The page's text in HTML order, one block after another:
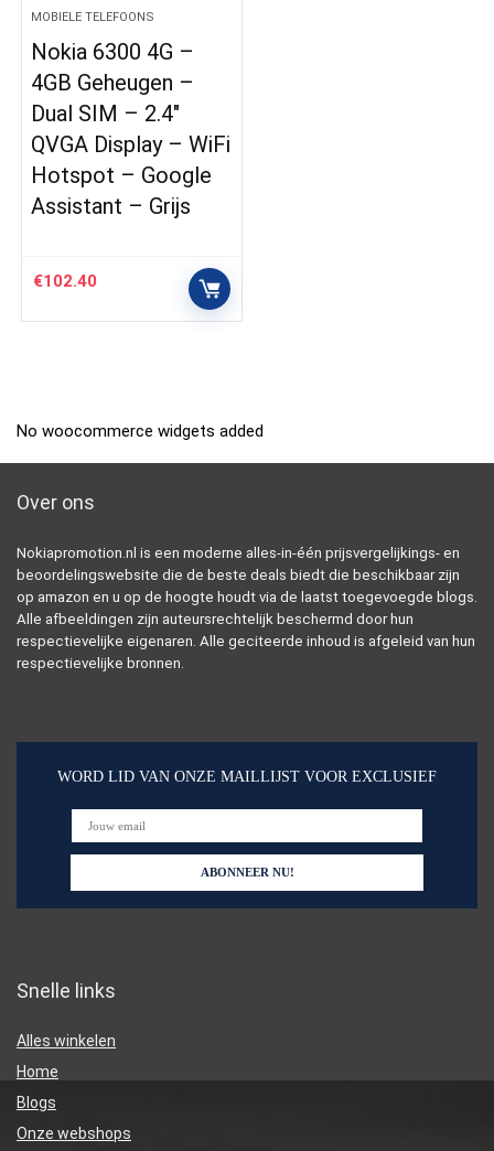
MOBIELE TELEFOONS
Nokia 6300 4G –
4GB Geheugen –
Dual SIM – 2.4″
QVGA Display – WiFi
Hotspot – Google
Assistant – Grijs
€102.40
No woocommerce widgets added
Over ons
Nokiapromotion.nl is een moderne alles-in-één prijsvergelijkings- en
beoordelingswebsite die de beste deals biedt die beschikbaar zijn
op amazon en u op de hoogte houdt via de laatst toegevoegde blogs.
Alle afbeeldingen zijn auteursrechtelijk beschermd door hun
respectievelijke eigenaren. Alle geciteerde inhoud is afgeleid van hun
respectievelijke bronnen.
WORD LID VAN ONZE MAILLIJST VOOR EXCLUSIEF
Snelle links
Alles winkelen
Home
Blogs
Onze webshops